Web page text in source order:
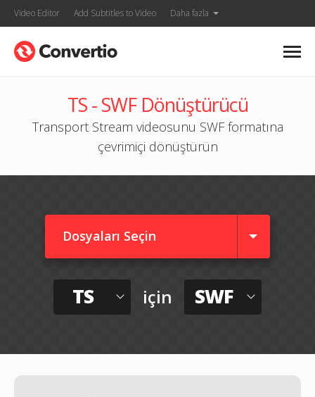
Video Editor Add Subtitles to Video Daha fazla
TS - SWF Dönüştürücü
Transport Stream videosunu SWF formatına
çevrimiçi dönüştürün
Dosyaları Seçin
TS için SWF